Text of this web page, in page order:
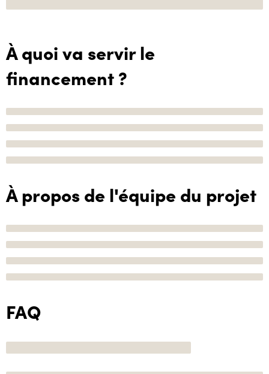
À quoi va servir le
financement ?
À propos de l'équipe du projet
FAQ